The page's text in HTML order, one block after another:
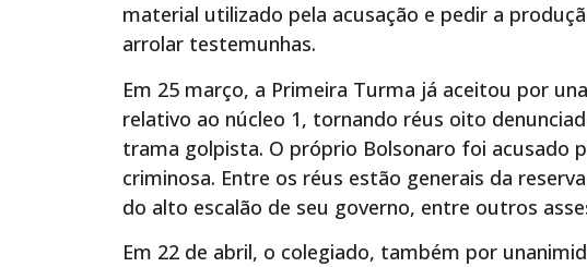
material utilizado pela acusação e pedir a
arrolar testemunhas.
Em 25 março, a Primeira Turma já aceitou por
relativo ao núcleo 1, tornando réus oito
trama golpista. O próprio Bolsonaro foi acusado
criminosa. Entre os réus estão generais da
do alto escalão de seu governo, entre outros
Em 22 de abril, o colegiado, também por